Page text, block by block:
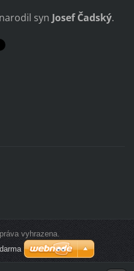
syn Josef Čadský.
vyhrazena.